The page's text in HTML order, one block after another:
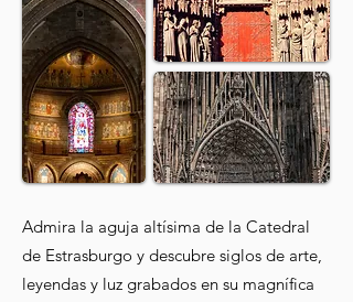
Admira la aguja altísima de la Catedral
de Estrasburgo y descubre siglos de arte,
leyendas y luz grabados en su magnífica